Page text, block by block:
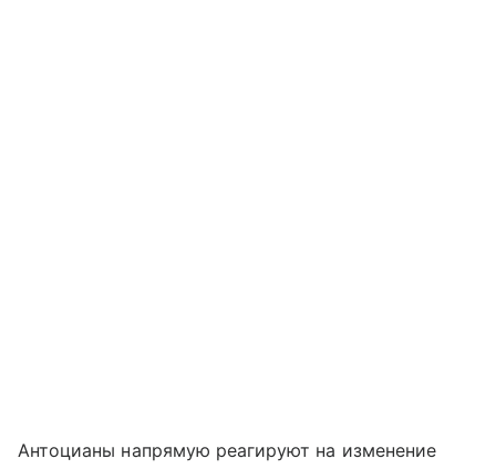
Антоцианы напрямую реагируют на изменение